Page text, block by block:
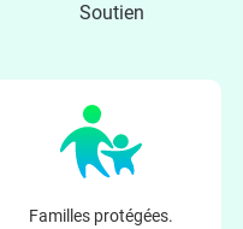
Soutien
Familles protégées.